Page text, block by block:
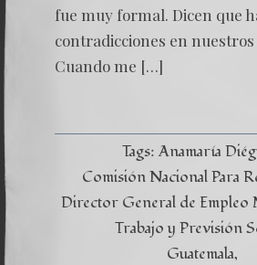
fue muy formal. Dicen que
contradicciones en
Cuando me […]
Tags: Anamaría
Comisión Nacional Para
Director General de Empleo
Trabajo y Previsión
Guatemala